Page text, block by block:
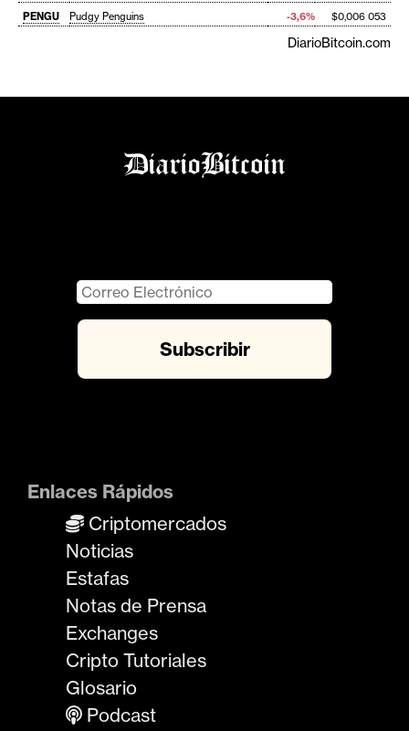
PENGU
Pudgy Penguins -3,6% $0,006 053
DiarioBitcoin.com
Enlaces Rápidos
Criptomercados
Noticias
Estafas
Notas de Prensa
Exchanges
Cripto Tutoriales
Glosario
Podcast